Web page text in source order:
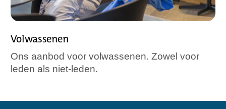
Volwassenen
Ons aanbod voor volwassenen. Zowel voor
leden als niet-leden.